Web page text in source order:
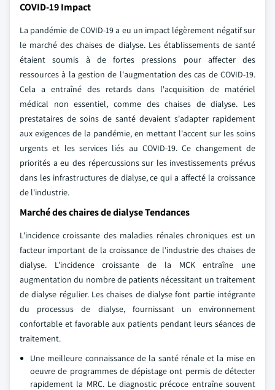
COVID-19 Impact
La pandémie de COVID-19 a eu un impact légèrement négatif sur
le marché des chaises de dialyse. Les établissements de santé
étaient soumis à de fortes pressions pour affecter des
ressources à la gestion de l'augmentation des cas de COVID-19.
Cela a entraîné des retards dans l'acquisition de matériel
médical non essentiel, comme des chaises de dialyse. Les
prestataires de soins de santé devaient s'adapter rapidement
aux exigences de la pandémie, en mettant l'accent sur les soins
urgents et les services liés au COVID-19. Ce changement de
priorités a eu des répercussions sur les investissements prévus
dans les infrastructures de dialyse, ce qui a affecté la croissance
de l'industrie.
Marché des chaires de dialyse Tendances
L'incidence croissante des maladies rénales chroniques est un
facteur important de la croissance de l'industrie des chaises de
dialyse. L'incidence croissante de la MCK entraîne une
augmentation du nombre de patients nécessitant un traitement
de dialyse régulier. Les chaises de dialyse font partie intégrante
du processus de dialyse, fournissant un environnement
confortable et favorable aux patients pendant leurs séances de
traitement.
Une meilleure connaissance de la santé rénale et la mise en
oeuvre de programmes de dépistage ont permis de détecter
rapidement la MRC. Le diagnostic précoce entraîne souvent